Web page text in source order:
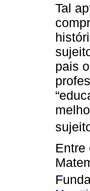
Tal
pais
Entre